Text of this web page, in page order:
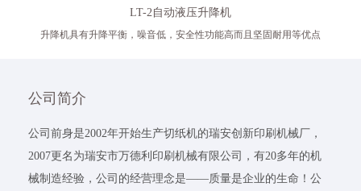
LT-2自动液压升降机
升降机具有升降平衡，噪音低，安全性功能高而且坚固耐用等优点
公司简介
公司前身是2002年开始生产切纸机的瑞安创新印刷机械厂，
2007更名为瑞安市万德利印刷机械有限公司，有20多年的机
械制造经验，公司的经营理念是——质量是企业的生命！公